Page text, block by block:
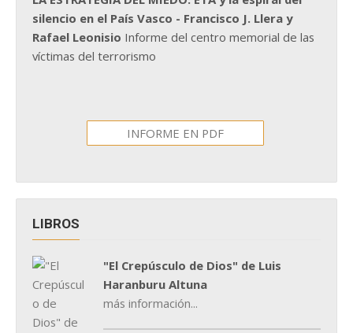
silencio en el País Vasco - Francisco J. Llera y
Rafael Leonisio Informe del centro memorial de las
víctimas del terrorismo
INFORME EN PDF
LIBROS
"El Crepúsculo de Dios" de Luis
Haranburu Altuna
más información...